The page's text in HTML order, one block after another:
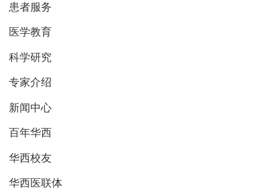
患者服务
医学教育
科学研究
专家介绍
新闻中心
百年华西
华西校友
华西医联体